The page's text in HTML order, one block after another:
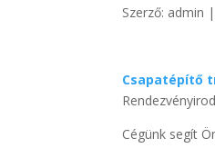
Szerző: admin
Csapatépítő
Cégünk segít